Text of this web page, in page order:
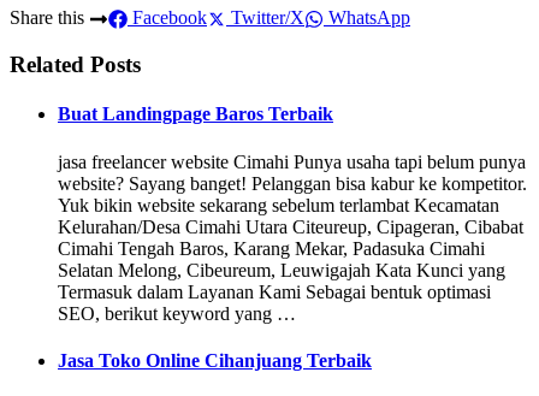
Share this
Facebook Twitter/X WhatsApp
Related Posts
Buat Landingpage Baros Terbaik
jasa freelancer website Cimahi Punya usaha tapi belum punya
website? Sayang banget! Pelanggan bisa kabur ke kompetitor.
Yuk bikin website sekarang sebelum terlambat Kecamatan
Kelurahan/Desa Cimahi Utara Citeureup, Cipageran, Cibabat
Cimahi Tengah Baros, Karang Mekar, Padasuka Cimahi
Selatan Melong, Cibeureum, Leuwigajah Kata Kunci yang
Termasuk dalam Layanan Kami Sebagai bentuk optimasi
SEO, berikut keyword yang …
Jasa Toko Online Cihanjuang Terbaik